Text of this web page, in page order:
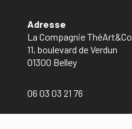
Adresse
La Compagnie ThéArt&Co
11, boulevard de Verdun
01300 Belley
06 03 03 21 76